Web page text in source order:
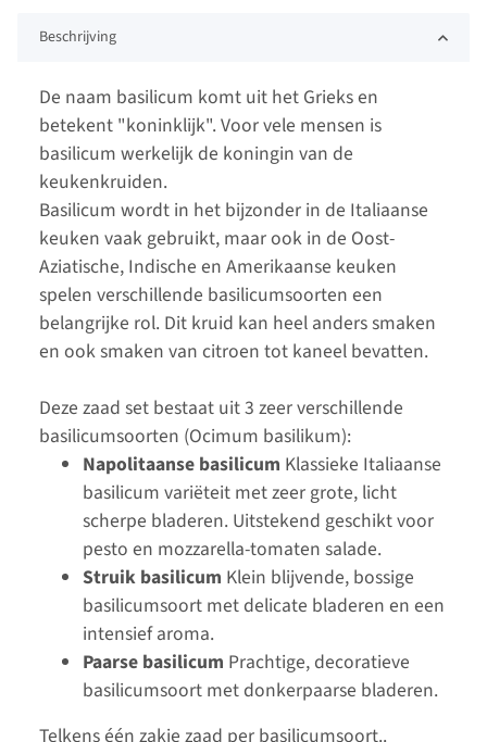
Beschrijving
De naam basilicum komt uit het Grieks en
betekent "koninklijk". Voor vele mensen is
basilicum werkelijk de koningin van de
keukenkruiden.
Basilicum wordt in het bijzonder in de Italiaanse
keuken vaak gebruikt, maar ook in de Oost-
Aziatische, Indische en Amerikaanse keuken
spelen verschillende basilicumsoorten een
belangrijke rol. Dit kruid kan heel anders smaken
en ook smaken van citroen tot kaneel bevatten.
Deze zaad set bestaat uit 3 zeer verschillende
basilicumsoorten (Ocimum basilikum):
Napolitaanse basilicum Klassieke Italiaanse
basilicum variëteit met zeer grote, licht
scherpe bladeren. Uitstekend geschikt voor
pesto en mozzarella-tomaten salade.
Struik basilicum Klein blijvende, bossige
basilicumsoort met delicate bladeren en een
intensief aroma.
Paarse basilicum Prachtige, decoratieve
basilicumsoort met donkerpaarse bladeren.
Telkens één zakje zaad per basilicumsoort..